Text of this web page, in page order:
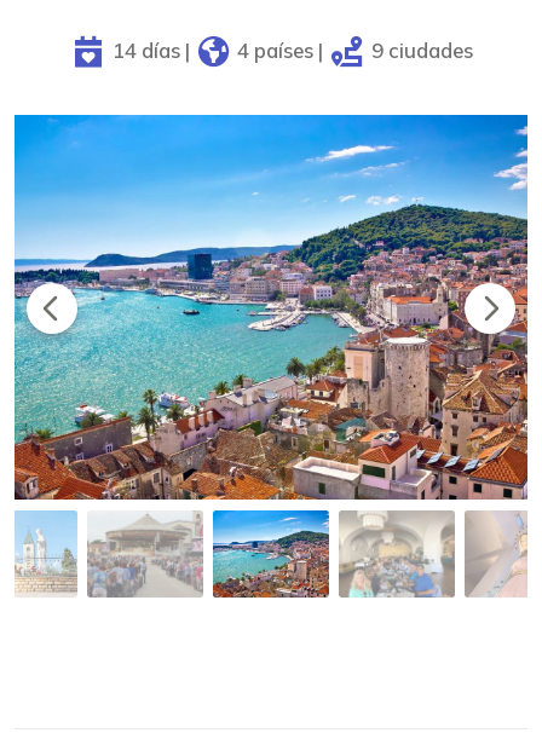
14 días | 4 países | 9 ciudades